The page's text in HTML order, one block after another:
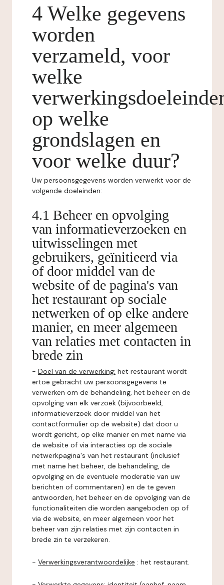
4 Welke gegevens
worden
verzameld, voor
welke
op welke
grondslagen en
voor welke duur?
Uw persoonsgegevens worden verwerkt voor de
volgende doeleinden:
4.1 Beheer en opvolging
van informatieverzoeken en
uitwisselingen met
gebruikers, geïnitieerd via
of door middel van de
website of de pagina's van
het restaurant op sociale
netwerken of op elke andere
manier, en meer algemeen
van relaties met contacten in
brede zin
- Doel van de verwerking: het restaurant wordt
ertoe gebracht uw persoonsgegevens te
verwerken om de behandeling, het beheer en de
opvolging van elk verzoek (bijvoorbeeld,
informatieverzoek door middel van het
contactformulier op de website) dat door u
wordt gericht, op elke manier en met name via
de website of via interacties op de sociale
netwerkpagina's van het restaurant (inclusief
met name het beheer, de behandeling, de
opvolging en de eventuele moderatie van uw
berichten of commentaren) en de te geven
antwoorden, het beheer en de opvolging van de
functionaliteiten die worden aangeboden op of
via de website, en meer algemeen voor het
beheer van zijn relaties met zijn contacten in
brede zin te verzekeren.
- Verwerkingsverantwoordelijke : het restaurant.